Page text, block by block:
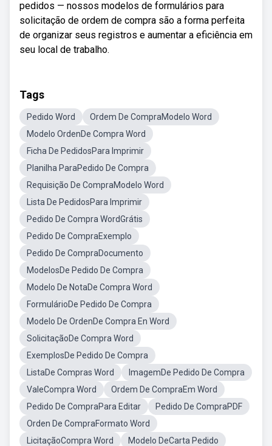
pedidos — nossos modelos de formulários para
solicitação de ordem de compra são a forma perfeita
de organizar seus registros e aumentar a eficiência em
seu local de trabalho.
Tags
Pedido Word
Ordem De CompraModelo Word
Modelo OrdenDe Compra Word
Ficha De PedidosPara Imprimir
Planilha ParaPedido De Compra
Requisição De CompraModelo Word
Lista De PedidosPara Imprimir
Pedido De Compra WordGrátis
Pedido De CompraExemplo
Pedido De CompraDocumento
ModelosDe Pedido De Compra
Modelo De NotaDe Compra Word
FormulárioDe Pedido De Compra
Modelo De OrdenDe Compra En Word
SolicitaçãoDe Compra Word
ExemplosDe Pedido De Compra
ListaDe Compras Word
ImagemDe Pedido De Compra
ValeCompra Word
Ordem De CompraEm Word
Pedido De CompraPara Editar
Pedido De CompraPDF
Orden De CompraFormato Word
LicitaçãoCompra Word
Modelo DeCarta Pedido